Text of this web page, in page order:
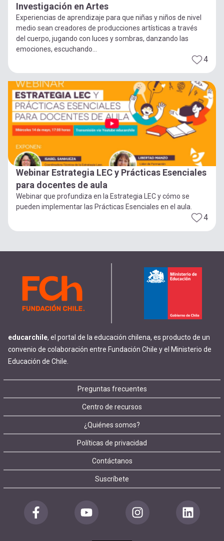
Investigación en Artes
Experiencias de aprendizaje para que niñas y niños de nivel
medio sean creadores de producciones artísticas a través
del cuerpo, jugando con luces y sombras, danzando las
emociones, escuchando...
4
Webinar Estrategia LEC y Prácticas Esenciales
para docentes de aula
Webinar que profundiza en la Estrategia LEC y cómo se
pueden implementar las Prácticas Esenciales en el aula.
4
educarchile, el portal de la educación chilena, es producto de un
convenio de colaboración entre Fundación Chile y el Ministerio de
Educación de Chile.
Footer
menu
Preguntas frecuentes
Centro de recursos
¿Quiénes somos?
Políticas de privacidad
Contáctanos
Suscríbete
Redes